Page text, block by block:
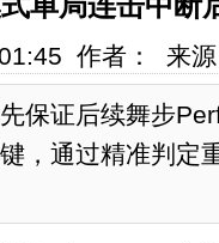
作者： 来
保证后续舞步
，通过精准判定